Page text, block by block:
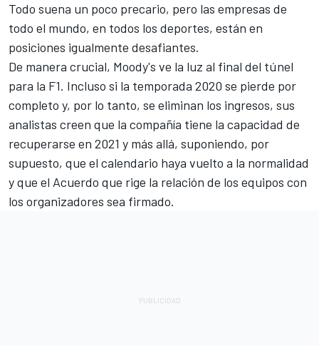
Todo suena un poco precario, pero las empresas de
todo el mundo, en todos los deportes, están en
posiciones igualmente desafiantes.
De manera crucial, Moody's ve la luz al final del túnel
para la F1. Incluso si la temporada 2020 se pierde por
completo y, por lo tanto, se eliminan los ingresos, sus
analistas creen que la compañía tiene la capacidad de
recuperarse en 2021 y más allá, suponiendo, por
supuesto, que el calendario haya vuelto a la normalidad
y que el Acuerdo que rige la relación de los equipos con
los organizadores sea firmado.